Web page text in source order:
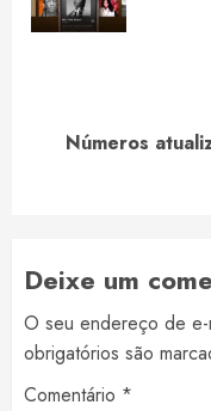
NextNúmeros
Deixe um
O seu endereço de e-
obrigatórios são
Comentário *